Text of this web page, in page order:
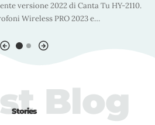
versione 2022 di Canta Tu HY-2110.
Wireless PRO 2023 e…
Stories Blog